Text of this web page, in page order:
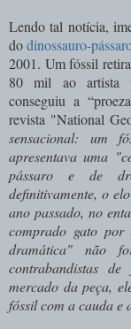
Lendo tal notícia,
dodinossauro-
2001. Um fóssil
80 mil ao artista
conseguiu a
revista "National
sensacional: um
apresentava uma
pássaro e de
definitivamente, o
ano passado, no
comprado gato por
dramática" não
contrabandistas
mercado da peça,
fóssil com a cauda e